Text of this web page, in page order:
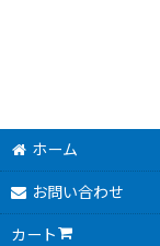
ホーム
お問い合わせ
カート